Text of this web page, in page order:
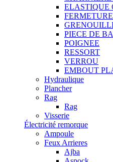
ELASTIQUE
PIECE DE
POIGNEE
RESSORT
VERROU
EMBOUT
Hydraulique
Plancher
Rag
Rag
Visserie
Électricité remorque
Ampoule
Feux Arrieres
Ajba